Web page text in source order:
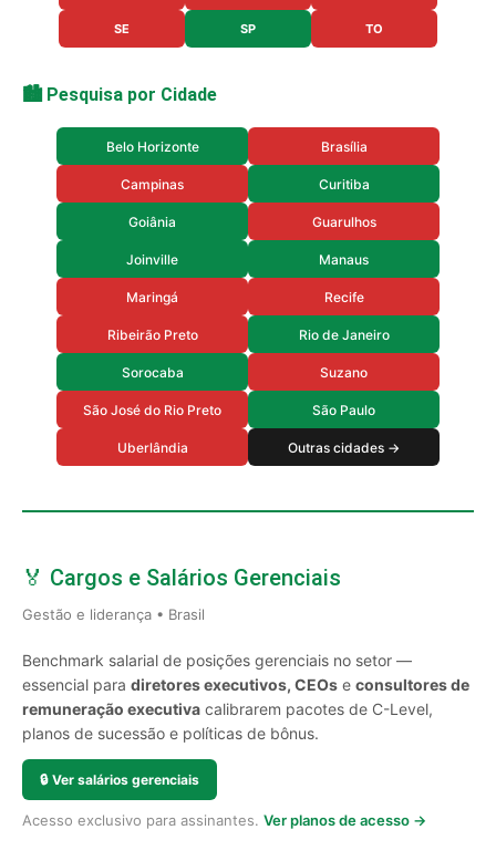
SE SP TO
🏙️ Pesquisa por Cidade
Belo Horizonte Brasília
Campinas Curitiba
Goiânia Guarulhos
Joinville Manaus
Maringá Recife
Ribeirão Preto Rio de Janeiro
Sorocaba Suzano
São José do Rio Preto São Paulo
Uberlândia Outras cidades →
🏅 Cargos e Salários Gerenciais
Gestão e liderança • Brasil
Benchmark salarial de posições gerenciais no setor —
essencial para diretores executivos, CEOs e consultores de
remuneração executiva calibrarem pacotes de C-Level,
planos de sucessão e políticas de bônus.
🔒 Ver salários gerenciais
Acesso exclusivo para assinantes. Ver planos de acesso →